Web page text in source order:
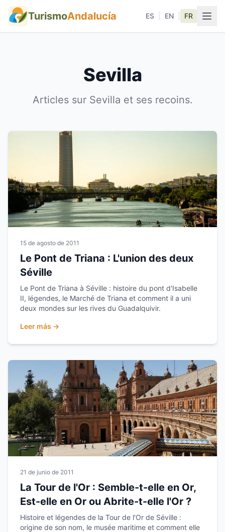
TurismoAndalucía ES EN FR
Sevilla
Articles sur Sevilla et ses recoins.
15 de agosto de 2011
Le Pont de Triana : L'union des deux
Séville
Le Pont de Triana à Séville : histoire du pont d'Isabelle
II, légendes, le Marché de Triana et comment il a uni
deux mondes sur les rives du Guadalquivir.
Leer más →
21 de junio de 2011
La Tour de l'Or : Semble-t-elle en Or,
Est-elle en Or ou Abrite-t-elle l'Or ?
Histoire et légendes de la Tour de l'Or de Séville :
origine de son nom, le musée maritime et comment elle